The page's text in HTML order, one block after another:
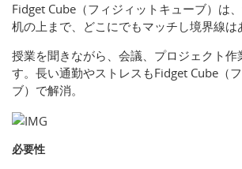
Fidget Cube（フィジィットキューブ）は
机の上まで、どこにでもマッチし境界線は
授業を聞きながら、会議、プロジェクト作
す。長い通勤やストレスもFidget Cube（
ブ）で解消。
必要性